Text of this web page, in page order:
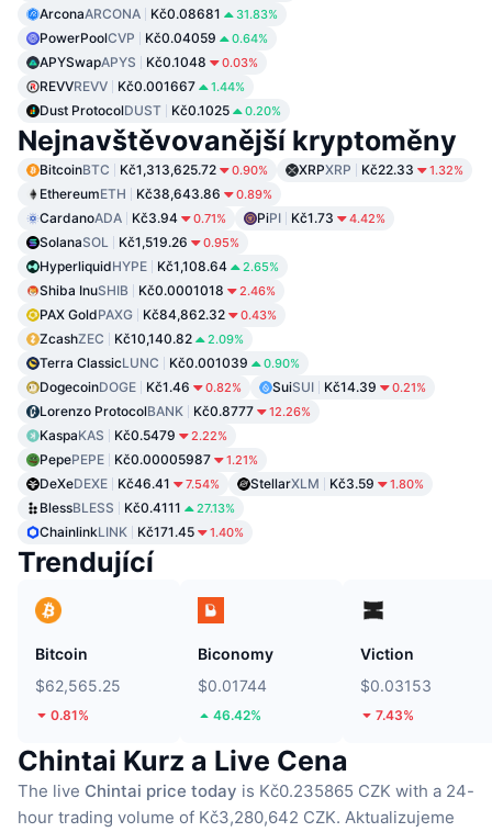
ArconaARCONA Kč0.08681 31.83%
PowerPoolCVP Kč0.04059 0.64%
APYSwapAPYS Kč0.1048 0.03%
REVVREVV Kč0.001667 1.44%
Dust ProtocolDUST Kč0.1025 0.20%
Nejnavštěvovanější kryptoměny
BitcoinBTC Kč1,313,625.72 0.90% XRPXRP Kč22.33 1.32%
EthereumETH Kč38,643.86 0.89%
CardanoADA Kč3.94 0.71% PiPI Kč1.73 4.42%
SolanaSOL Kč1,519.26 0.95%
HyperliquidHYPE Kč1,108.64 2.65%
Shiba InuSHIB Kč0.0001018 2.46%
PAX GoldPAXG Kč84,862.32 0.43%
ZcashZEC Kč10,140.82 2.09%
Terra ClassicLUNC Kč0.001039 0.90%
DogecoinDOGE Kč1.46 0.82% SuiSUI Kč14.39 0.21%
Lorenzo ProtocolBANK Kč0.8777 12.26%
KaspaKAS Kč0.5479 2.22%
PepePEPE Kč0.00005987 1.21%
DeXeDEXE Kč46.41 7.54% StellarXLM Kč3.59 1.80%
BlessBLESS Kč0.4111 27.13%
ChainlinkLINK Kč171.45 1.40%
Trendující
Bitcoin
$62,565.25
0.81%
Biconomy
$0.01744
46.42%
Viction
$0.03153
7.43%
Chintai Kurz a Live Cena
The live Chintai price today is Kč0.235865 CZK with a 24-
hour trading volume of Kč3,280,642 CZK. Aktualizujeme